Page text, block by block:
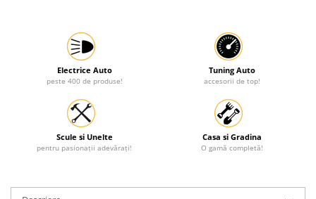
Electrice Auto
peste 400 de produse!
Tuning Auto
accesorii de top!
Scule si Unelte
pentru pasionații adevărați!
Casa si Gradina
O gamă completă!